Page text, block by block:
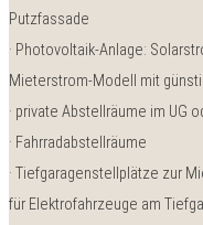
Putzfassade
· Photovoltaik-Anlage:
Mieterstrom-Modell mit
· private Abstellräume im UG
· Fahrradabstellräume
· Tiefgaragenstellplätze zur
für Elektrofahrzeuge am